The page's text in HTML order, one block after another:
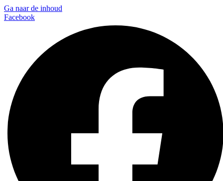
Ga naar de inhoud
Facebook